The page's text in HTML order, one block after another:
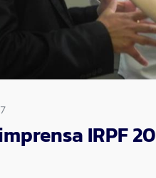
IRPF